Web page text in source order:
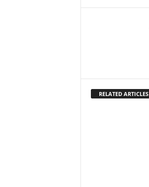
RELATED ARTICLES